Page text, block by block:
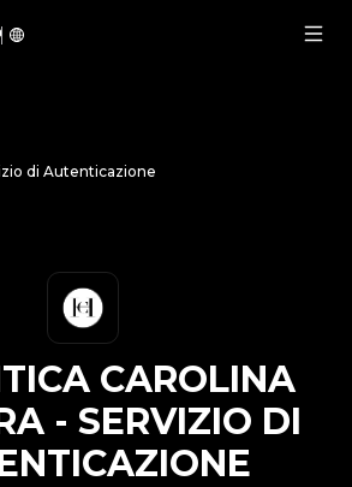
di Autenticazione
CAROLINA
- SERVIZIO DI